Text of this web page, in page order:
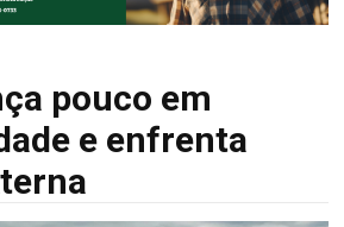
pouco em
e enfrenta